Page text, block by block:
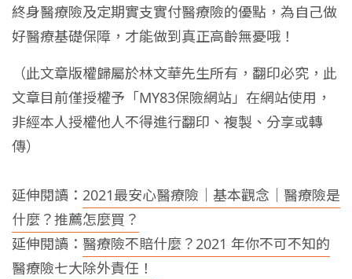
終身醫療險及定期實支實付醫療險的優點，為自己做
好醫療基礎保障，才能做到真正高齡無憂哦！
（此文章版權歸屬於林文華先生所有，翻印必究，此
文章目前僅授權予「MY83保險網站」在網站使用，
非經本人授權他人不得進行翻印、複製、分享或轉
傳）
延伸閱讀： 2021最安心醫療險｜基本觀念｜醫療險是
什麼？推薦怎麼買？
延伸閱讀： 醫療險不賠什麼？2021 年你不可不知的
醫療險七大除外責任！